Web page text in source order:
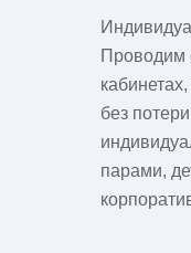
Проводим
без
парами,